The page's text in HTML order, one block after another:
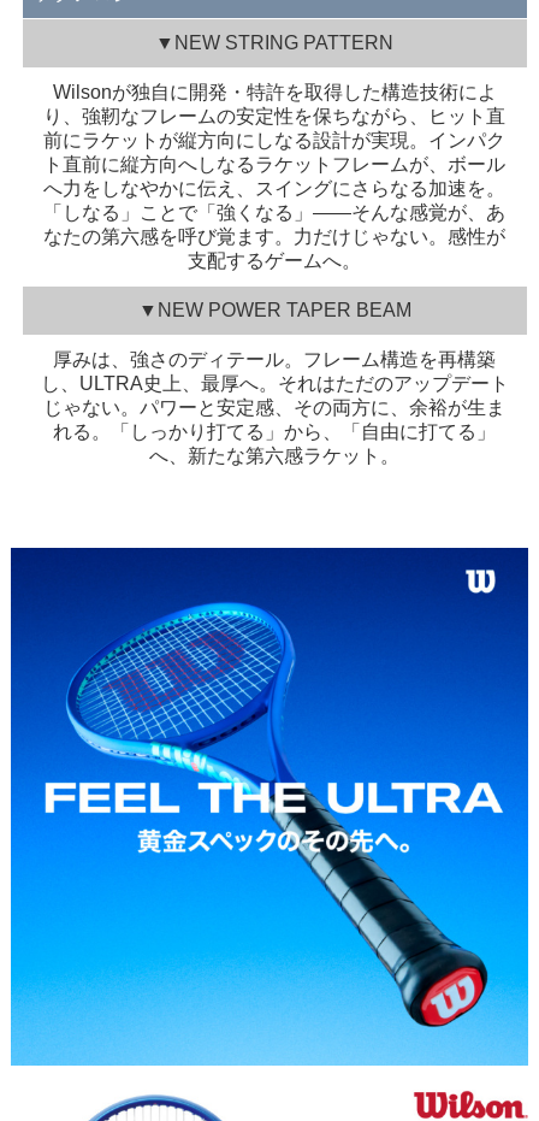
▼NEW STRING PATTERN
Wilsonが独自に開発・特許を取得した構造技術によ
り、強靭なフレームの安定性を保ちながら、ヒット直
前にラケットが縦方向にしなる設計が実現。インパク
ト直前に縦方向へしなるラケットフレームが、ボール
へ力をしなやかに伝え、スイングにさらなる加速を。
「しなる」ことで「強くなる」――そんな感覚が、あ
なたの第六感を呼び覚ます。力だけじゃない。感性が
支配するゲームへ。
▼NEW POWER TAPER BEAM
厚みは、強さのディテール。フレーム構造を再構築
し、ULTRA史上、最厚へ。それはただのアップデート
じゃない。パワーと安定感、その両方に、余裕が生ま
れる。「しっかり打てる」から、「自由に打てる」
へ、新たな第六感ラケット。